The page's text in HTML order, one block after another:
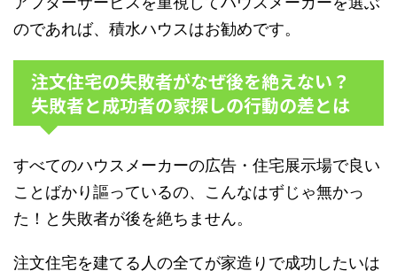
のであれば、積水ハウスはお勧めです。
注文住宅の失敗者がなぜ後を絶えない？
失敗者と成功者の家探しの行動の差とは
すべてのハウスメーカーの広告・住宅展示場で良い
ことばかり謳っているの、こんなはずじゃ無かっ
た！と失敗者が後を絶ちません。
注文住宅を建てる人の全てが家造りで成功したいは